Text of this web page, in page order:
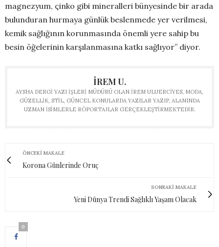
magnezyum, çinko gibi mineralleri bünyesinde bir arada
bulunduran hurmaya günlük beslenmede yer verilmesi,
kemik sağlığının korunmasında önemli yere sahip bu
besin öğelerinin karşılanmasına katkı sağlıyor” diyor.
İREM U.
AYSHA DERGI YAZI İŞLERI MÜDÜRÜ OLAN İREM ULUERCIYES, MODA,
GÜZELLIK, STIL, GÜNCEL KONULARDA YAZILAR YAZIP, ALANINDA
UZMAN ISIMLERLE RÖPORTAJLAR GERÇEKLEŞTIRMEKTEDIR.
ÖNCEKI MAKALE
Korona Günlerinde Oruç
SONRAKI MAKALE
Yeni Dünya Trendi Sağlıklı Yaşam Olacak
0